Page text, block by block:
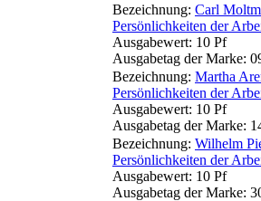
Bezeichnung: Carl
Persönlichkeiten der
Ausgabewert: 10 Pf
Ausgabetag der Marke:
Bezeichnung: Martha
Persönlichkeiten der
Ausgabewert: 10 Pf
Ausgabetag der Marke:
Bezeichnung: Wilhelm
Persönlichkeiten der
Ausgabewert: 10 Pf
Ausgabetag der Marke: